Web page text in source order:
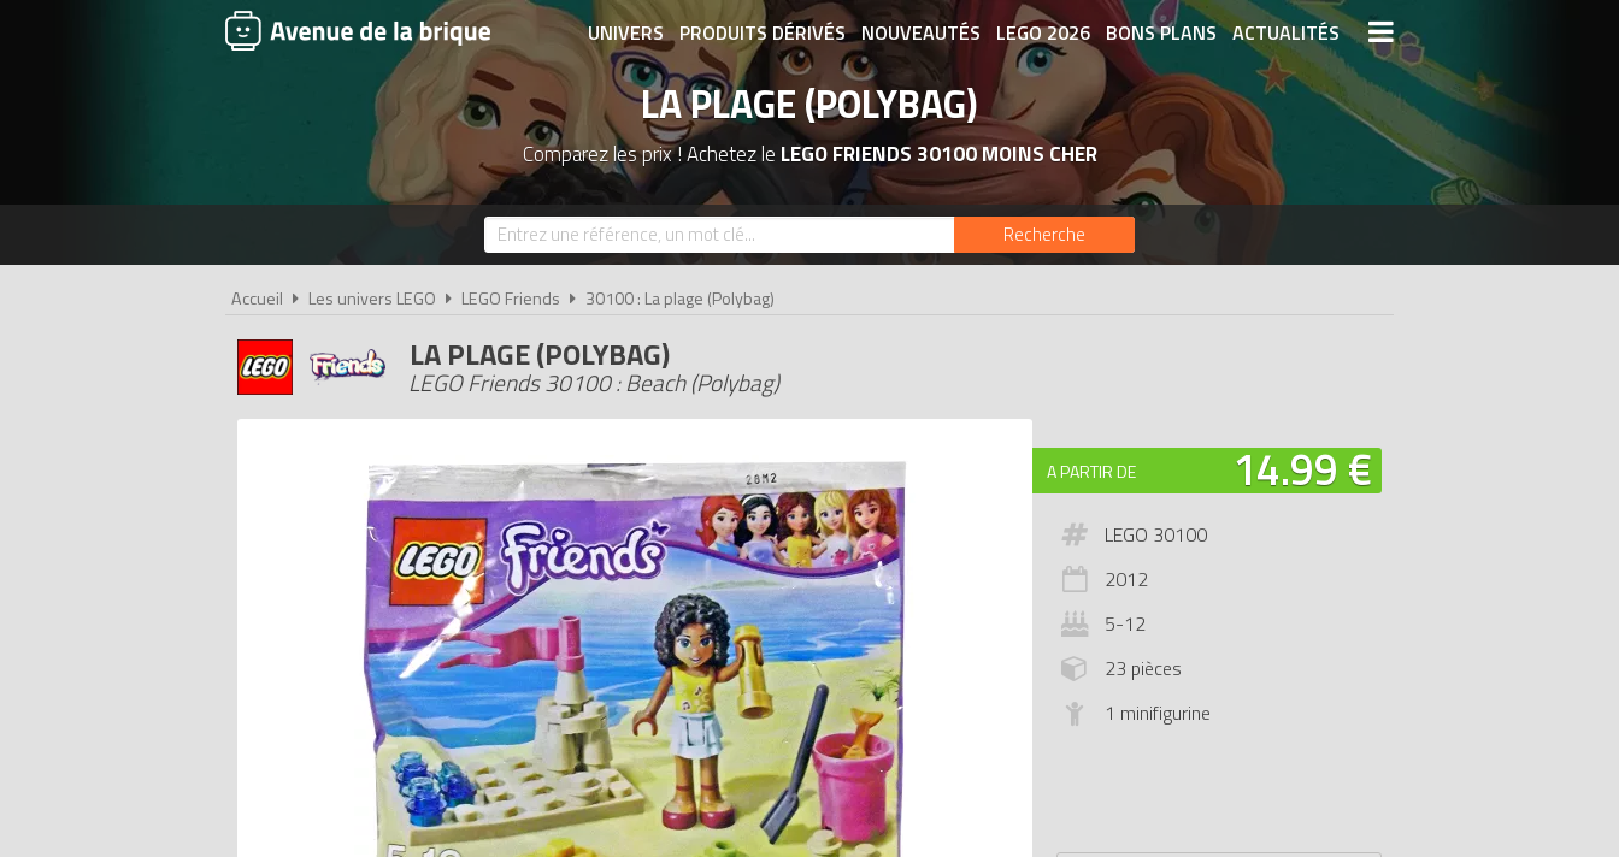
UNIVERS PRODUITS DÉRIVÉS NOUVEAUTÉS LEGO 2026 BONS PLANS ACTUALITÉS
ASSOCIATIONS DE FANS EXPOSITIONS LEGO LEGO LES PLUS CHERS
DERNIERS LEGO AJOUTÉS
LA PLAGE (POLYBAG)
Comparez les prix ! Achetez le LEGO FRIENDS 30100 MOINS CHER
Recherche
Accueil Les univers LEGO LEGO Friends 30100 : La plage (Polybag)
LA PLAGE (POLYBAG)
LEGO Friends 30100 : Beach (Polybag)
A PARTIR DE 14.99 €
LEGO 30100
2012
5-12
23 pièces
1 minifigurine